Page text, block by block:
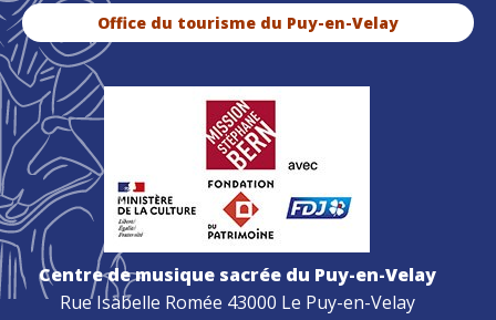
Office du tourisme du Puy-en-Velay
Centre de musique sacrée du Puy-en-Velay
Rue Isabelle Romée 43000 Le Puy-en-Velay